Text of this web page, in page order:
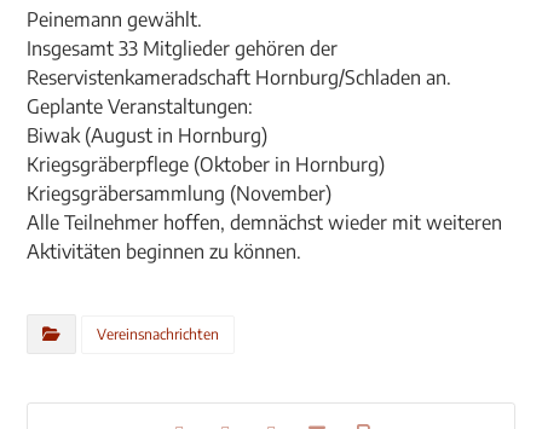
Peinemann gewählt.
Insgesamt 33 Mitglieder gehören der
Reservistenkameradschaft Hornburg/Schladen an.
Geplante Veranstaltungen:
Biwak (August in Hornburg)
Kriegsgräberpflege (Oktober in Hornburg)
Kriegsgräbersammlung (November)
Alle Teilnehmer hoffen, demnächst wieder mit weiteren
Aktivitäten beginnen zu können.
Vereinsnachrichten